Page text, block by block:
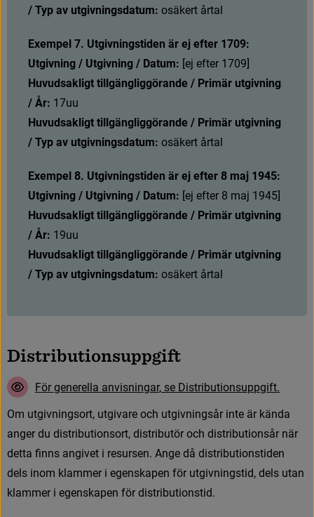
/ Typ av utgivningsdatum: osäkert årtal
Exempel 7. Utgivningstiden är ej efter 1709:
Utgivning / Utgivning / Datum: [ej efter 1709]
Huvudsakligt tillgängliggörande / Primär utgivning
/ År: 17uu
Huvudsakligt tillgängliggörande / Primär utgivning
/ Typ av utgivningsdatum: osäkert årtal
Exempel 8. Utgivningstiden är ej efter 8 maj 1945:
Utgivning / Utgivning / Datum: [ej efter 8 maj 1 945]
Huvudsakligt tillgängliggörande / Primär utgivning
/ År: 19uu
Huvudsakligt tillgängliggörande / Primär utgivning
/ Typ av utgivningsdatum: osäkert årtal
Distributionsuppgift
För generella anvisningar, se Distributionsuppgift.
Om utgivningsort, utgivare och utgivningsår inte är kända
anger du distributionsort, distributör och distributionsår när
detta fnns angivet i resursen. Ange då distributionstiden
dels inom klammer i egenskapen för utgivningstid, dels utan
klammer i egenskapen för distributionstid.